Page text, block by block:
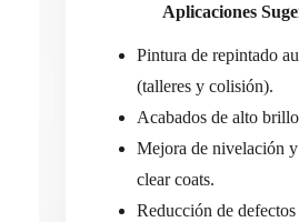
Aplicaciones
Pintura de repintado
(talleres y colisión).
Acabados de alto
Mejora de nivelación
clear coats.
Reducción de